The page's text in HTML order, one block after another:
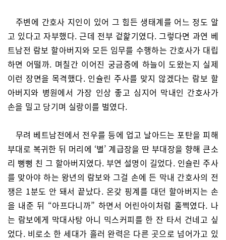
주변에 간호사 지인이 있어 그 힘든 생태계를 어느 정도 알
고 있다고 자부했다. 근데 전부 겉핥기였다. 그렇다면 과연 베
트남전 람보 할아버지와 모든 임무를 수행하는 간호사가 대립
하면 어떨까. 며칠간 이어진 궁금증에 하늘이 도왔는지 실제
이런 장면을 목격했다. 인슐린 주사를 맞지 않겠다는 람보 할
아버지와 병원에서 가장 인상 좋고 심지어 막내인 간호사가
손을 밀고 당기며 실랑이를 벌였다.
무려 베트남전에서 전우를 등에 업고 날아드는 포탄을 피해
부대로 복귀한 뒤 머리에 ‘별’ 계급장을 딴 부대장을 향해 큰소
리 뻥뻥 친 그 할아버지였다. 부연 설명이 길었다. 인슐린 주사
를 맞아야 하는 왕년의 람보와 그걸 손에 든 막내 간호사의 전
쟁은 1분도 안 돼서 끝났다. 온갖 핑계를 대던 할아버지는 손
을 내준 뒤 “아프다니까” 하면서 어린아이처럼 훌쩍였다. 나
는 람보에게 막대사탕 아니 믹스커피를 한 잔 타서 건네고 싶
었다. 비로소 한 세대가 흘러 완력은 다른 곳으로 넘어가고 있